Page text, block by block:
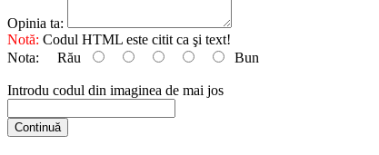
Opinia ta:
Notă: Codul HTML este citit ca şi text!
Nota: Rău Bun
Introdu codul din imaginea de mai jos
Continuă